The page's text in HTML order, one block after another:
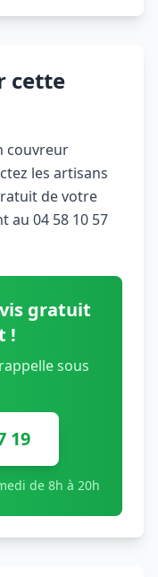
cette
couvreur
les artisans
de votre
au 04 58 10 57
gratuit
!
sous
19
de 8h à 20h